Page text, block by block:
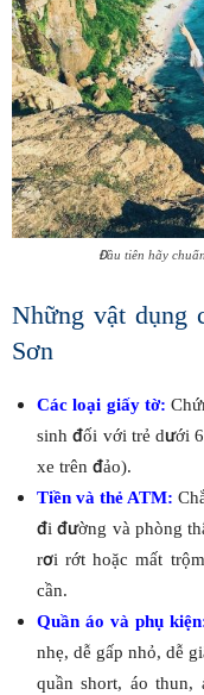
Đầu tiên hãy
Những vật dụng
Sơn
Các loại giấy tờ:
sinh đối với trẻ dưới
xe trên đảo).
Tiền và thẻ ATM:
đi đường và phòng
rơi rớt hoặc mất
cần.
Quần áo và phụ
nhẹ, dễ gấp nhỏ, dễ
quần short, áo